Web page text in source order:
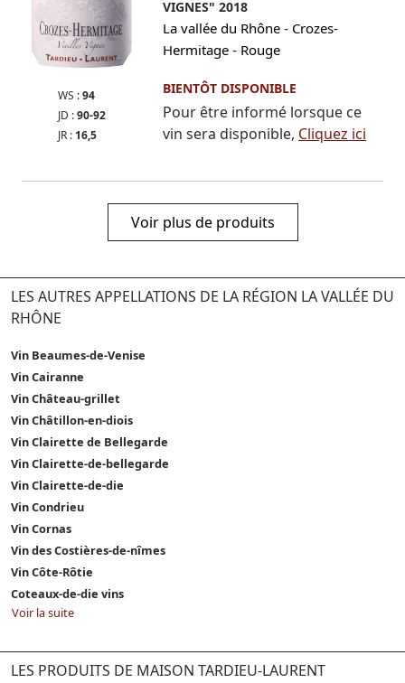
WS :94
JD :90-92
JR : 16,5
VIGNES" 2018
La vallée du Rhône - Crozes-
Hermitage - Rouge
BIENTÔT DISPONIBLE
Pour être informé lorsque ce
vin sera disponible, Cliquez ici
Voir plus de produits
LES AUTRES APPELLATIONS DE LA RÉGION LA VALLÉE DU
RHÔNE
Vin Beaumes-de-Venise
Vin Cairanne
Vin Château-grillet
Vin Châtillon-en-diois
Vin Clairette de Bellegarde
Vin Clairette-de-bellegarde
Vin Clairette-de-die
Vin Condrieu
Vin Cornas
Vin des Costières-de-nîmes
Vin Côte-Rôtie
Coteaux-de-die vins
Voir la suite
LES PRODUITS DE MAISON TARDIEU-LAURENT